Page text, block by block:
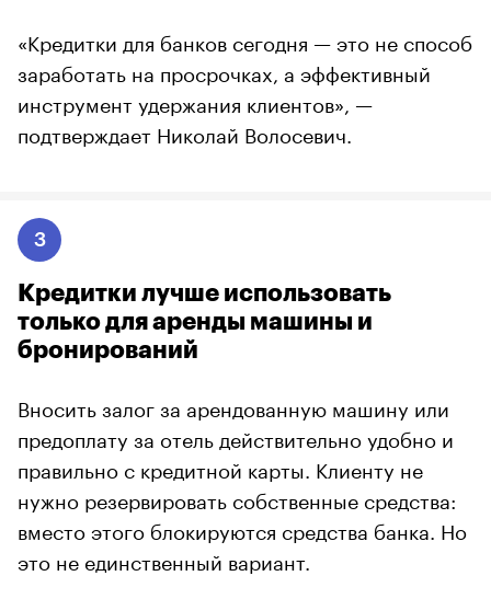
«Кредитки для банков сегодня — это не способ
заработать на просрочках, а эффективный
инструмент удержания клиентов», —
подтверждает Николай Волосевич.
3
Кредитки лучше использовать
только для аренды машины и
бронирований
Вносить залог за арендованную машину или
предоплату за отель действительно удобно и
правильно с кредитной карты. Клиенту не
нужно резервировать собственные средства:
вместо этого блокируются средства банка. Но
это не единственный вариант.